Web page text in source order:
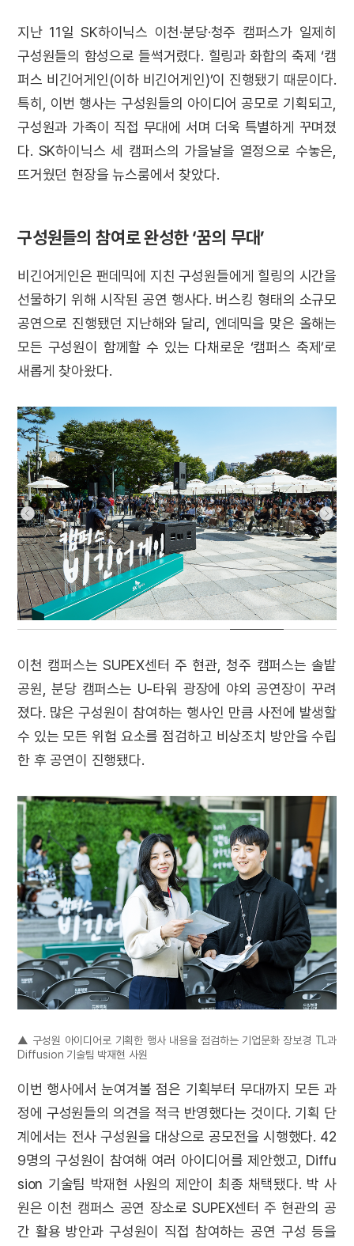
지난 11일 SK하이닉스 이천·분당·청주 캠퍼스가 일제히
구성원들의 함성으로 들썩거렸다. 힐링과 화합의 축제 ‘캠
퍼스 비긴어게인(이하 비긴어게인)’이 진행됐기 때문이다.
특히, 이번 행사는 구성원들의 아이디어 공모로 기획되고,
구성원과 가족이 직접 무대에 서며 더욱 특별하게 꾸며졌
다. SK하이닉스 세 캠퍼스의 가을날을 열정으로 수놓은,
뜨거웠던 현장을 뉴스룸에서 찾았다.
구성원들의 참여로 완성한 ‘꿈의 무대’
비긴어게인은 팬데믹에 지친 구성원들에게 힐링의 시간을
선물하기 위해 시작된 공연 행사다. 버스킹 형태의 소규모
공연으로 진행됐던 지난해와 달리, 엔데믹을 맞은 올해는
모든 구성원이 함께할 수 있는 다채로운 ‘캠퍼스 축제’로
새롭게 찾아왔다.
이천 캠퍼스는 SUPEX센터 주 현관, 청주 캠퍼스는 솔밭
공원, 분당 캠퍼스는 U-타워 광장에 야외 공연장이 꾸려
졌다. 많은 구성원이 참여하는 행사인 만큼 사전에 발생할
수 있는 모든 위험 요소를 점검하고 비상조치 방안을 수립
한 후 공연이 진행됐다.
▲ 구성원 아이디어로 기획한 행사 내용을 점검하는 기업문화 장보경 TL과
Diffusion 기술팀 박재현 사원
이번 행사에서 눈여겨볼 점은 기획부터 무대까지 모든 과
정에 구성원들의 의견을 적극 반영했다는 것이다. 기획 단
계에서는 전사 구성원을 대상으로 공모전을 시행했다. 42
9명의 구성원이 참여해 여러 아이디어를 제안했고, Diffu
sion 기술팀 박재현 사원의 제안이 최종 채택됐다. 박 사
원은 이천 캠퍼스 공연 장소로 SUPEX센터 주 현관의 공
간 활용 방안과 구성원이 직접 참여하는 공연 구성 등을